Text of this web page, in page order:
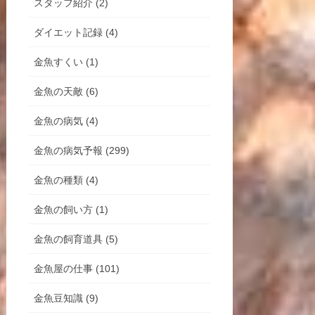
スタッフ紹介 (2)
ダイエット記録 (4)
金魚すくい (1)
金魚の天敵 (6)
金魚の病気 (4)
金魚の病気予報 (299)
金魚の種類 (4)
金魚の飼い方 (1)
金魚の飼育道具 (5)
金魚屋の仕事 (101)
金魚豆知識 (9)